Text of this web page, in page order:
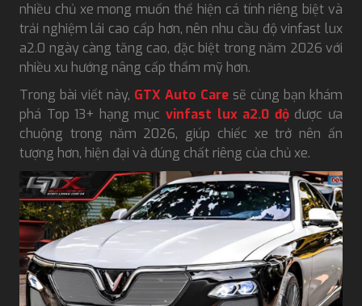
nhiều chủ xe mong muốn thể hiện cá tính riêng biệt và
trải nghiệm lái cao cấp hơn, nên nhu cầu độ vinfast lux
a2.0 ngày càng tăng cao, đặc biệt trong năm 2026 với
nhiều xu hướng nâng cấp thẩm mỹ hơn.
Trong bài viết này, GTX Auto Care sẽ cùng bạn khám
phá Top 13+ hạng mục vinfast lux a2.0 độđược ưa
chuộng trong năm 2026, giúp chiếc xe trở nên ấn
tượng hơn, hiện đại và đúng chất riêng của chủ xe.